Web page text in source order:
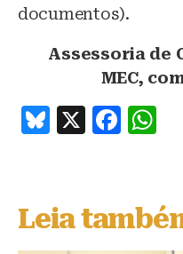
documentos).
Assessoria de
MEC,
B
s
k
X
F
e
b
s
A
Leia